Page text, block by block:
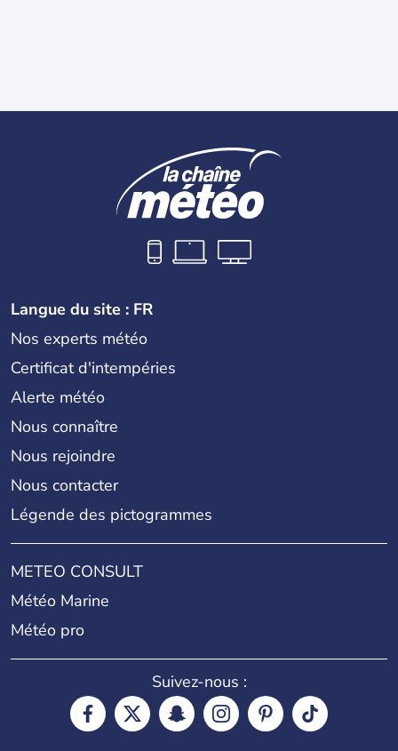
Langue du site : FR
Nos experts météo
Certificat d'intempéries
Alerte météo
Nous connaître
Nous rejoindre
Nous contacter
Légende des pictogrammes
METEO CONSULT
Météo Marine
Météo pro
Suivez-nous :